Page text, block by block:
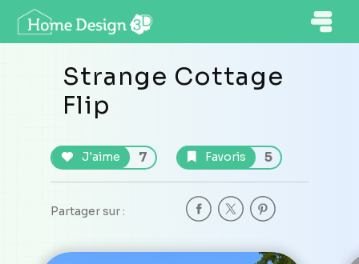
Strange Cottage
Flip
J'aime 7 Favoris 5
Partager sur :